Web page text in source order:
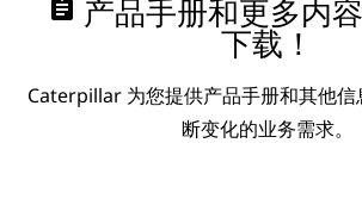
assignment 产品手册和更多内
下载！
Caterpillar 为您提供产品手册和其他信
断变化的业务需求。